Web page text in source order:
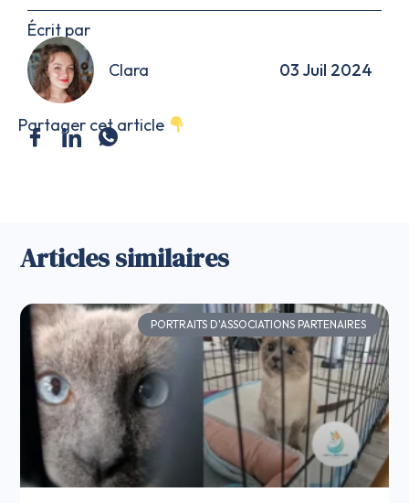
Écrit par
Clara
03 Juil 2024
Partager cet article
Articles similaires
PORTRAITS D'ASSOCIATIONS PARTENAIRES